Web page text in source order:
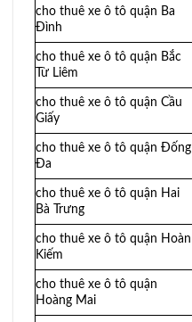
cho thuê xe ô tô quận Ba
Đình
cho thuê xe ô tô quận Bắc
Từ Liêm
cho thuê xe ô tô quận Cầu
Giấy
cho thuê xe ô tô quận Đống
Đa
cho thuê xe ô tô quận Hai
Bà Trưng
cho thuê xe ô tô quận Hoàn
Kiếm
cho thuê xe ô tô quận
Hoàng Mai